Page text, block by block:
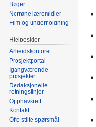
Bøger
Norrøne læremidler
Film og underholdning
Hjelpesider
Arbeidskontoret
Prosjektportal
Igangværende
prosjekter
Redaksjonelle
retningslinjer
Opphavsrett
Kontakt
Ofte stilte spørsmål